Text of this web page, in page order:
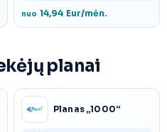
nuo 14,94 Eur/mėn.
planai
Planas „1000“